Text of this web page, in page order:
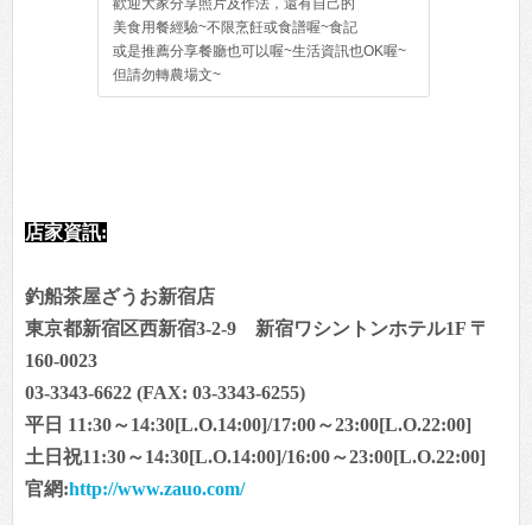
歡迎大家分享照片及作法，還有自己的
美食用餐經驗~不限烹飪或食譜喔~食記
或是推薦分享餐廳也可以喔~生活資訊也OK喔~
但請勿轉農場文~
店家資訊:
釣船茶屋ざうお新宿店
東京都新宿区西新宿3-2-9 新宿ワシントンホテル1F 〒
160-0023
03-3343-6622 (FAX: 03-3343-6255)
平日 11:30～14:30[L.O.14:00]/17:00～23:00[L.O.22:00]
土日祝11:30～14:30[L.O.14:00]/16:00～23:00[L.O.22:00]
官網:http://www.zauo.com/